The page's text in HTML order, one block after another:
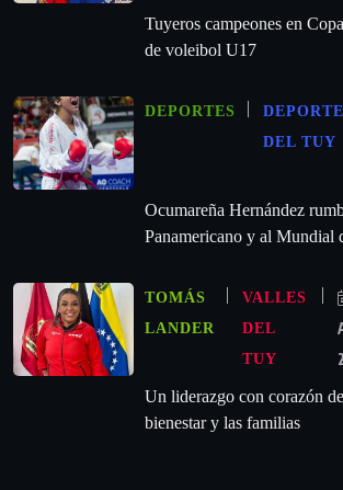
Tuyeros campeones en
de voleibol U17
DEPORTES
DEL TUY
Ocumareña Hernández
Panamericano y al Mundial
TOMÁS
LANDER
VALLES
DEL
TUY
Un liderazgo con corazón
bienestar y las familias